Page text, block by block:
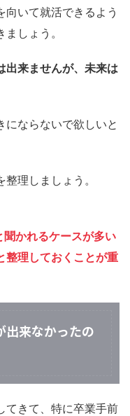
向いて就活できるよう
しょう。
出来ませんが、未来は
にならないで欲しいと
理しましょう。
かれるケースが多い
整理しておくことが重
出来なかったの
てきて、特に卒業手前